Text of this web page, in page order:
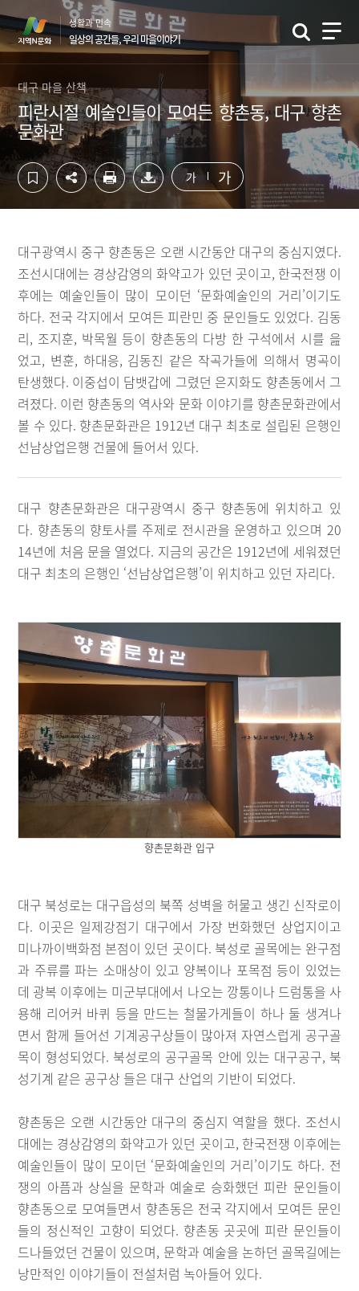
컨
텐
츠
영
역
바
로
하
단
영
역
바
로
가
생활과 민속
일상의 공간들, 우리 마을이야기
대구 마을 산책
피란시절 예술인들이 모여든 향촌동, 대구 향촌
문화관
가 가
대구광역시 중구 향촌동은 오랜 시간동안 대구의 중심지였다.
조선시대에는 경상감영의 화약고가 있던 곳이고, 한국전쟁 이
후에는 예술인들이 많이 모이던 ‘문화예술인의 거리’이기도
하다. 전국 각지에서 모여든 피란민 중 문인들도 있었다. 김동
리, 조지훈, 박목월 등이 향촌동의 다방 한 구석에서 시를 읊
었고, 변훈, 하대응, 김동진 같은 작곡가들에 의해서 명곡이
탄생했다. 이중섭이 담뱃갑에 그렸던 은지화도 향촌동에서 그
려졌다. 이런 향촌동의 역사와 문화 이야기를 향촌문화관에서
볼 수 있다. 향촌문화관은 1912년 대구 최초로 설립된 은행인
선남상업은행 건물에 들어서 있다.
대구 향촌문화관은 대구광역시 중구 향촌동에 위치하고 있
다. 향촌동의 향토사를 주제로 전시관을 운영하고 있으며 20
14년에 처음 문을 열었다. 지금의 공간은 1912년에 세워졌던
대구 최초의 은행인 ‘선남상업은행’이 위치하고 있던 자리다.
향촌문화관 입구
대구 북성로는 대구읍성의 북쪽 성벽을 허물고 생긴 신작로이
다. 이곳은 일제강점기 대구에서 가장 번화했던 상업지이고
미나까이백화점 본점이 있던 곳이다. 북성로 골목에는 완구점
과 주류를 파는 소매상이 있고 양복이나 포목점 등이 있었는
데 광복 이후에는 미군부대에서 나오는 깡통이나 드럼통을 사
용해 리어커 바퀴 등을 만드는 철물가게들이 하나 둘 생겨나
면서 함께 들어선 기계공구상들이 많아져 자연스럽게 공구골
목이 형성되었다. 북성로의 공구골목 안에 있는 대구공구, 북
성기계 같은 공구상 들은 대구 산업의 기반이 되었다.
향촌동은 오랜 시간동안 대구의 중심지 역할을 했다. 조선시
대에는 경상감영의 화약고가 있던 곳이고, 한국전쟁 이후에는
예술인들이 많이 모이던 ‘문화예술인의 거리’이기도 하다. 전
쟁의 아픔과 상실을 문학과 예술로 승화했던 피란 문인들이
향촌동으로 모여들면서 향촌동은 전국 각지에서 모여든 문인
들의 정신적인 고향이 되었다. 향촌동 곳곳에 피란 문인들이
드나들었던 건물이 있으며, 문학과 예술을 논하던 골목길에는
낭만적인 이야기들이 전설처럼 녹아들어 있다.